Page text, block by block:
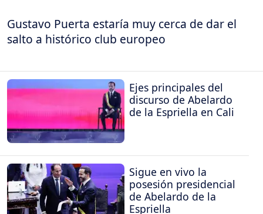
Gustavo Puerta estaría muy cerca de dar el
salto a histórico club europeo
Ejes principales del
discurso de Abelardo
de la Espriella en Cali
Sigue en vivo la
posesión presidencial
de Abelardo de la
Espriella